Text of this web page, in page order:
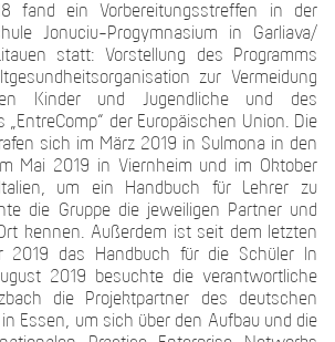
fand ein Vorbereitungsstreffen in der
Jonuciu-Progymnasium in Garliava/
statt: Vorstellung des Programms
zur Vermeidung
Kinder und Jugendliche und des
„EntreComp“ der Europäischen Union. Die
sich im März 2019 in Sulmona in den
Mai 2019 in Viernheim und im Oktober
um ein Handbuch für Lehrer zu
die Gruppe die jeweiligen Partner und
kennen. Außerdem ist seit dem letzten
2019 das Handbuch für die Schüler In
2019 besuchte die verantwortliche
die Projektpartner des deutschen
Essen, um sich über den Aufbau und die